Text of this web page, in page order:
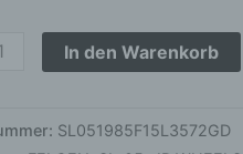
In den Warenkorb
SL051985F15L3572GD